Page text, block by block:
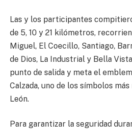
Las y los participantes
de 5, 10 y 21 kilómetros,
Miguel, El Coecillo, Santiago,
de Dios, La Industrial y Bella
punto de salida y meta el
Calzada, uno de los símbolos
León.
Para garantizar la seguridad